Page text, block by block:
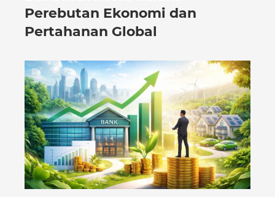
Perebutan Ekonomi dan
Pertahanan Global